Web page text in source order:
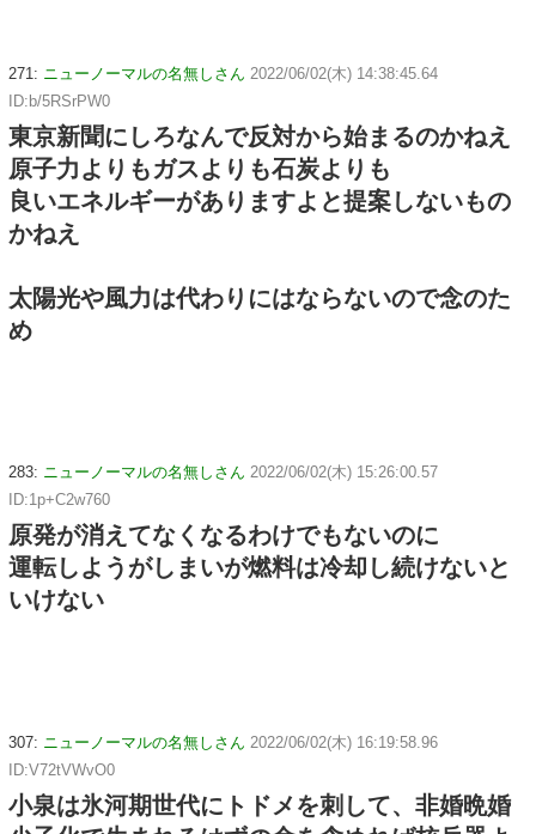
271: ニューノーマルの名無しさん 2022/06/02(木) 14:38:45.64
ID:b/5RSrPW0
東京新聞にしろなんで反対から始まるのかねえ
原子力よりもガスよりも石炭よりも
良いエネルギーがありますよと提案しないもの
かねえ
太陽光や風力は代わりにはならないので念のた
め
283: ニューノーマルの名無しさん 2022/06/02(木) 15:26:00.57
ID:1p+C2w760
原発が消えてなくなるわけでもないのに
運転しようがしまいが燃料は冷却し続けないと
いけない
307: ニューノーマルの名無しさん 2022/06/02(木) 16:19:58.96
ID:V72tVWvO0
小泉は氷河期世代にトドメを刺して、非婚晩婚